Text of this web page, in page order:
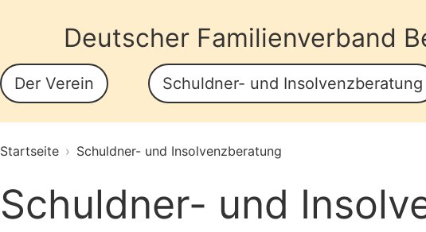
Deutscher Familienverband
Der Verein
Schuldner- und Insolvenzberatung
Startseite › Schuldner- und Insolvenzberatung
Schuldner- und